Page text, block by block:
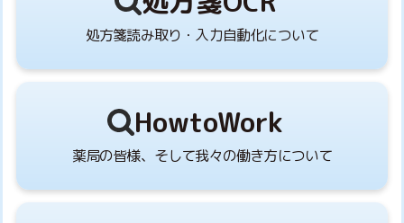
処方箋読み取り・入力自動化について
HowtoWork
薬局の皆様、そして我々の働き方について